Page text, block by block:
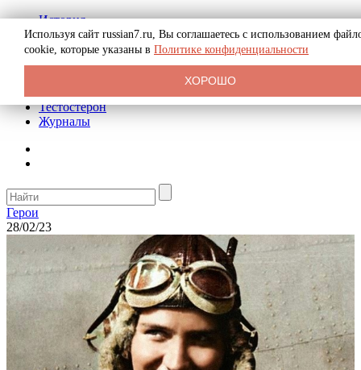
История
Биография
Криминал
Реклама на сайте
Тестостерон
Журналы
Герои
28/02/23
Используя сайт russian7.ru, Вы соглашаетесь с использованием
cookie, которые указаны в Политике конфиденциальности
ХОРОШО